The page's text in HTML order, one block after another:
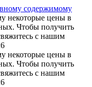
содержимому
некоторые цены в
Чтобы получить
с нашим
некоторые цены в
Чтобы получить
с нашим